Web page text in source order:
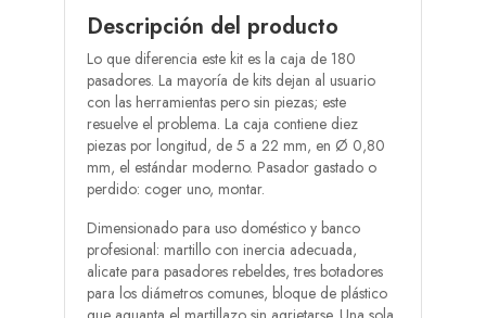
Descripción del producto
Lo que diferencia este kit es la caja de 180
pasadores. La mayoría de kits dejan al usuario
con las herramientas pero sin piezas; este
resuelve el problema. La caja contiene diez
piezas por longitud, de 5 a 22 mm, en Ø 0,80
mm, el estándar moderno. Pasador gastado o
perdido: coger uno, montar.
Dimensionado para uso doméstico y banco
profesional: martillo con inercia adecuada,
alicate para pasadores rebeldes, tres botadores
para los diámetros comunes, bloque de plástico